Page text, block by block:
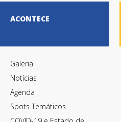
ACONTECE
Galeria
Notícias
Agenda
Spots Temáticos